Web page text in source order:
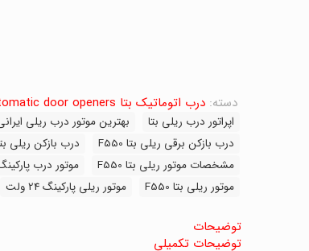
دسته: درب اتوماتیک بتا BETA automatic door openers
اپراتور درب ریلی بتا بهترین موتور درب ریلی
درب بازکن برقی ریلی بتا F550
درب بازکن ریلی
مشخصات موتور ریلی بتا F550
موتور درب
موتور ریلی بتا F550
موتور ریلی پارکینگ 24 ولت
توضیحات
توضیحات تکمیلی